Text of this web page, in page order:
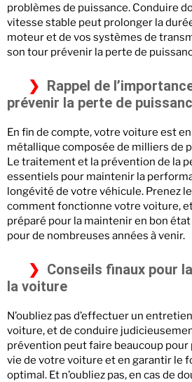
problèmes de puissance. Conduire
vitesse stable peut prolonger la
moteur et de vos systèmes de
son tour prévenir la perte de
Rappel de
prévenir la perte de
En fin de compte, votre voiture est
métallique composée de milliers de
Le traitement et la prévention de la
essentiels pour maintenir la
longévité de votre véhicule. Prenez
comment fonctionne votre voiture,
préparé pour la maintenir en bon
pour de nombreuses années à venir.
Conseils finaux pour
la voiture
N’oubliez pas d’effectuer un
voiture, et de conduire
prévention peut faire beaucoup pour
vie de votre voiture et en garantir le
optimal. Et n’oubliez pas, en cas de